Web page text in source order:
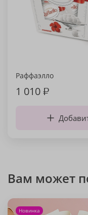
Раффаэлло
1 010₽
Вам может
Новинка